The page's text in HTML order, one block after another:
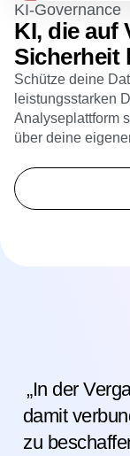
KI-Governance
KI, die auf
Sicherheit
Schütze deine
leistungsstarken
Analyseplattform
über deine
„In der
damit
zu